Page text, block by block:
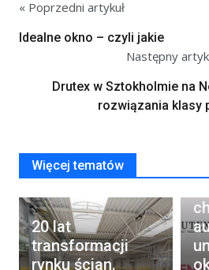
« Poprzedni artykuł
Idealne okno – czyli jakie
Następny
Drutex w Sztokholmie na
rozwiązania klasy
Więcej tematów
20 lat
transformacji
rynku ścian.